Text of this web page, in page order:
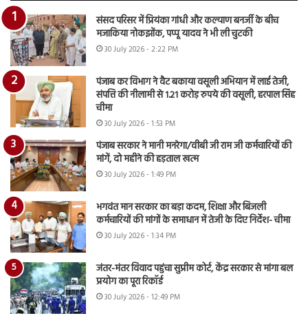
संसद परिसर में प्रियंका गांधी और कल्याण बनर्जी के बीच
मजाकिया नोकझोंक, पप्पू यादव ने भी ली चुटकी
30 July 2026 - 2:22 PM
पंजाब कर विभाग ने वैट बकाया वसूली अभियान में लाई तेजी,
संपत्ति की नीलामी से 1.21 करोड़ रुपये की वसूली, हरपाल सिंह
चीमा
30 July 2026 - 1:53 PM
पंजाब सरकार ने मानी मनरेगा/वीबी जी राम जी कर्मचारियों की
मांगें, दो महीने की हड़ताल खत्म
30 July 2026 - 1:49 PM
भगवंत मान सरकार का बड़ा कदम, शिक्षा और बिजली
कर्मचारियों की मांगों के समाधान में तेजी के दिए निर्देश- चीमा
30 July 2026 - 1:34 PM
जंतर-मंतर विवाद पहुंचा सुप्रीम कोर्ट, केंद्र सरकार से मांगा बल
प्रयोग का पूरा रिकॉर्ड
30 July 2026 - 12:49 PM